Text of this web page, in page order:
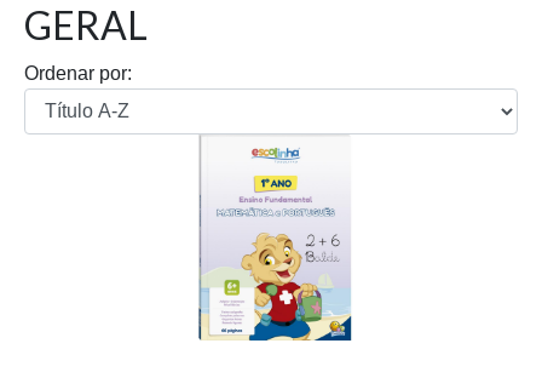
GERAL
Ordenar por: